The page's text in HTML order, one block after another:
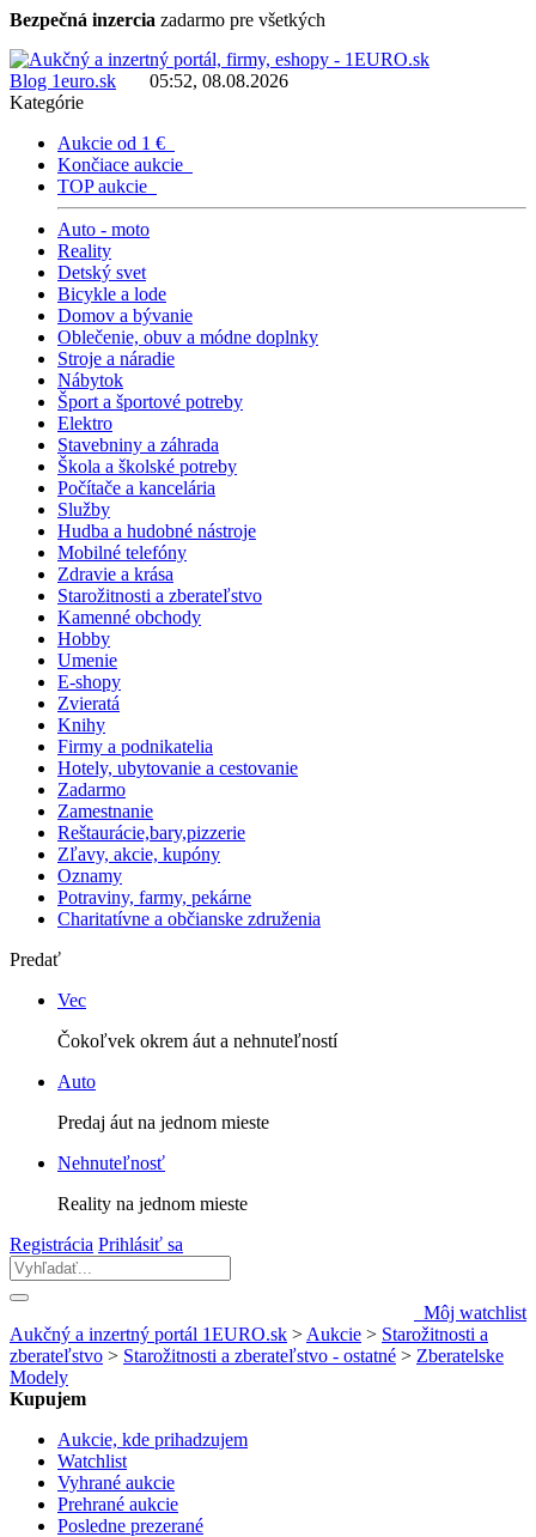
Bezpečná inzercia zadarmo pre všetkých
Blog 1euro.sk 05:52, 08.08.2026
Kategórie
Aukcie od 1 €
Končiace aukcie
TOP aukcie
Auto - moto
Reality
Detský svet
Bicykle a lode
Domov a bývanie
Oblečenie, obuv a módne doplnky
Stroje a náradie
Nábytok
Šport a športové potreby
Elektro
Stavebniny a záhrada
Škola a školské potreby
Počítače a kancelária
Služby
Hudba a hudobné nástroje
Mobilné telefóny
Zdravie a krása
Starožitnosti a zberateľstvo
Kamenné obchody
Hobby
Umenie
E-shopy
Zvieratá
Knihy
Firmy a podnikatelia
Hotely, ubytovanie a cestovanie
Zadarmo
Zamestnanie
Reštaurácie,bary,pizzerie
Zľavy, akcie, kupóny
Oznamy
Potraviny, farmy, pekárne
Charitatívne a občianske združenia
Predať
Vec
Čokoľvek okrem áut a nehnuteľností
Auto
Predaj áut na jednom mieste
Nehnuteľnosť
Reality na jednom mieste
Registrácia Prihlásiť sa
Môj watchlist
Aukčný a inzertný portál 1EURO.sk > Aukcie > Starožitnosti a
zberateľstvo > Starožitnosti a zberateľstvo - ostatné > Zberatelske
Modely
Kupujem
Aukcie, kde prihadzujem
Watchlist
Vyhrané aukcie
Prehrané aukcie
Posledne prezerané